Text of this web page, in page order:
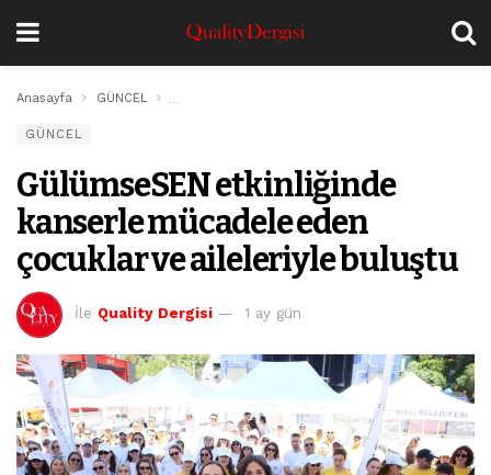
Anasayfa GÜNCEL
GÜNCEL
GülümseSEN etkinliğinde
kanserle mücadele eden
çocuklar ve aileleriyle buluştu
İle Quality Dergisi 1 ay gün